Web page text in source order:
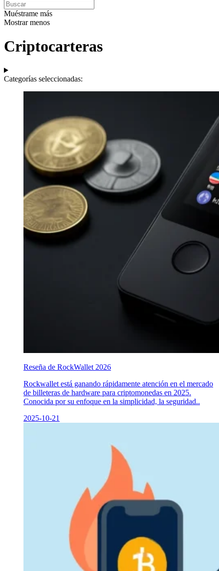
Muéstrame más
Mostrar menos
Criptocarteras
Categorías seleccionadas:
Reseña de RockWallet 2026
Rockwallet está ganando rápidamente atención en el mercado
de billeteras de hardware para criptomonedas en 2025.
Conocida por su enfoque en la simplicidad, la seguridad..
2025-10-21